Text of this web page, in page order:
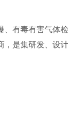
有毒有害气体
是集研发、设